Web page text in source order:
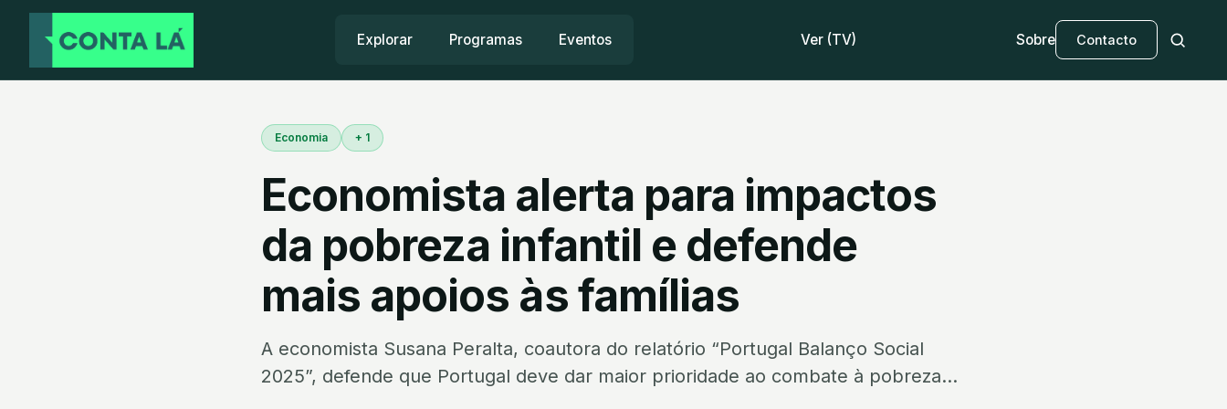
Explorar Programas Eventos Ver (TV) Sobre Contacto
Economia + 1
Economista alerta para impactos
da pobreza infantil e defende
mais apoios às famílias
A economista Susana Peralta, coautora do relatório “Portugal Balanço Social
2025”, defende que Portugal deve dar maior prioridade ao combate à pobreza...